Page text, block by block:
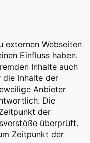
externen Webseiten
Einfluss haben.
Inhalte auch
die Inhalte der
Anbieter
Die
der
überprüft.
Zeitpunkt der